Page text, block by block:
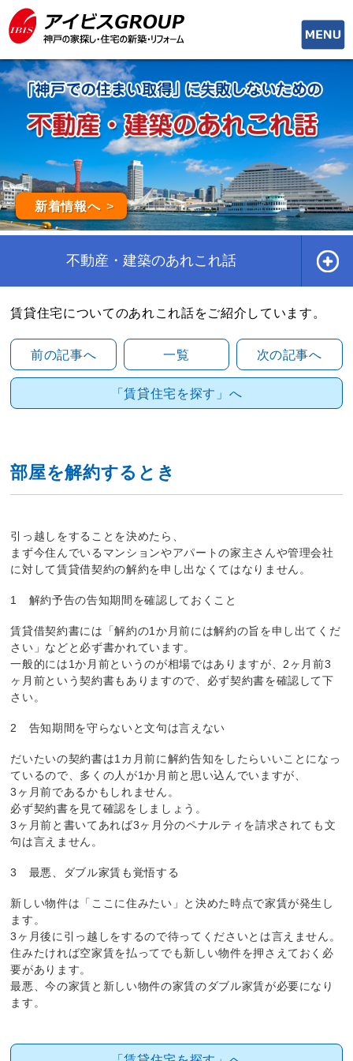
toggle
新着情報へ
不動産・建築のあれこれ話
賃貸住宅についてのあれこれ話をご紹介しています。
前の記事へ 一覧 次の記事へ
「賃貸住宅を探す」へ
部屋を解約するとき
引っ越しをすることを決めたら、
まず今住んでいるマンションやアパートの家主さんや管理会社
に対して賃貸借契約の解約を申し出なくてはなりません。
1 解約予告の告知期間を確認しておくこと
賃貸借契約書には「解約の1か月前には解約の旨を申し出てくだ
さい」などと必ず書かれています。
一般的には1か月前というのが相場ではありますが、2ヶ月前3
ヶ月前という契約書もありますので、必ず契約書を確認して下
さい。
2 告知期間を守らないと文句は言えない
だいたいの契約書は1カ月前に解約告知をしたらいいことになっ
ているので、多くの人が1か月前と思い込んでいますが、
3ヶ月前であるかもしれません。
必ず契約書を見て確認をしましょう。
3ヶ月前と書いてあれば3ヶ月分のペナルティを請求されても文
句は言えません。
3 最悪、ダブル家賃も覚悟する
新しい物件は「ここに住みたい」と決めた時点で家賃が発生し
ます。
3ヶ月後に引っ越しをするので待ってくださいとは言えません。
住みたければ空家賃を払ってでも新しい物件を押さえておく必
要があります。
最悪、今の家賃と新しい物件の家賃のダブル家賃が必要になり
ます。